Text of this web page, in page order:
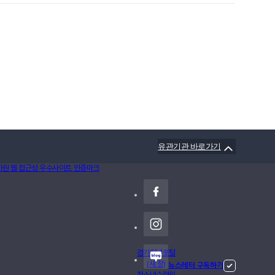
유관기관 바로가기
경기청년포털
(새 창) 뉴스레터 구독하기